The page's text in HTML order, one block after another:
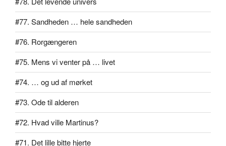
#77. Sandheden … hele sandheden
#76. Rorgængeren
#75. Mens vi venter på … livet
#74. … og ud af mørket
#73. Ode til alderen
#72. Hvad ville Martinus?
#71. Det lille bitte hjerte